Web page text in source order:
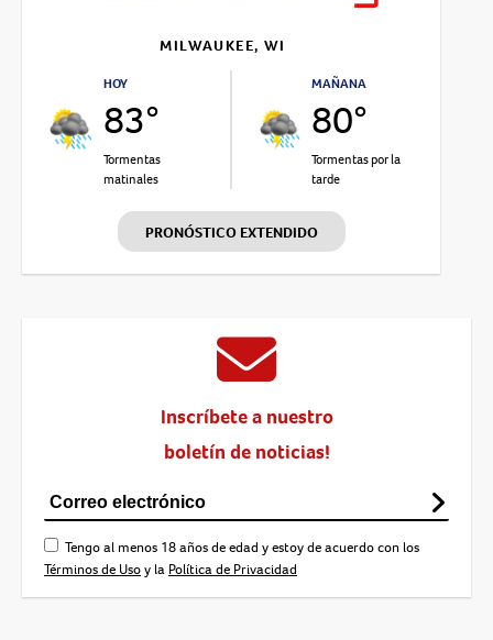
MILWAUKEE, WI
HOY
83°
Tormentas
matinales
MAÑANA
80°
Tormentas por la
tarde
PRONÓSTICO EXTENDIDO
Inscríbete a nuestro
boletín de noticias!
Tengo al menos 18 años de edad y estoy de acuerdo con los
Términos de Usoy la Política de Privacidad